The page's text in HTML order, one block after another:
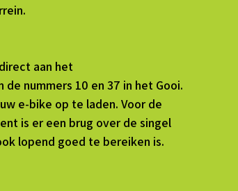
aan het
nummers 10 en 37 in het Gooi.
e-bike op te laden. Voor de
is er een brug over de singel
lopend goed te bereiken is.